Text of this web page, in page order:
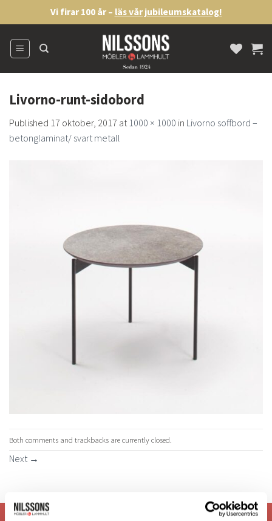
to
content
Vi firar 100 år – läs vår jubileumskatalog!
Livorno-runt-sidobord
Published 17 oktober, 2017 at1000 × 1000 in Livorno soffbord –
betonglaminat/ svart metall
Both comments and trackbacks are currently closed.
Next →